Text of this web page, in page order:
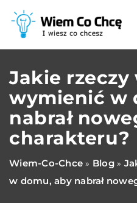
Jakie rzeczy
wymienić w
nabrał
charakteru?
Wiem-Co-Chce » Blog»
w domu, aby nabrał